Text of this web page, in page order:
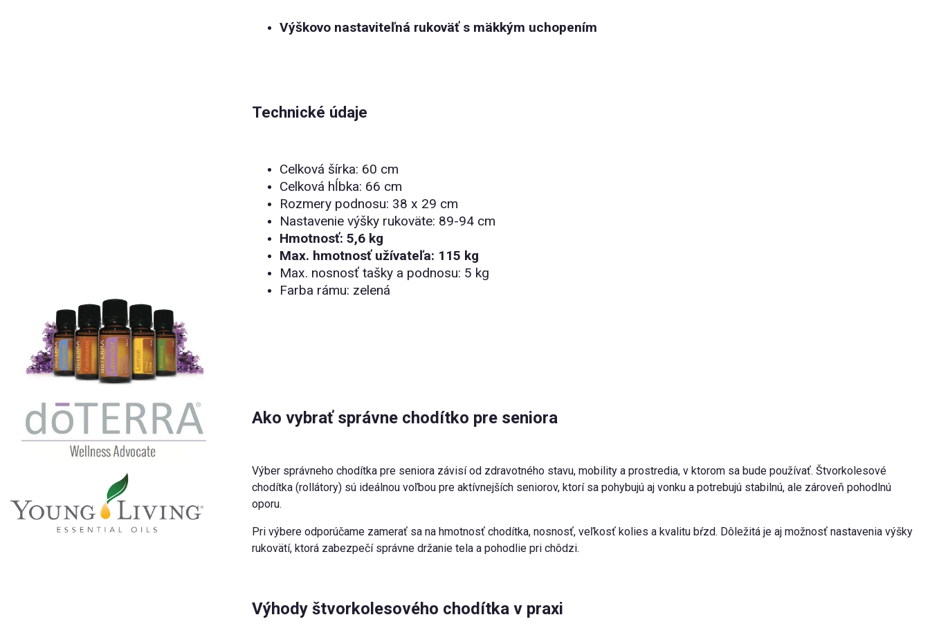
Výškovo nastaviteľná rukoväť s mäkkým uchopením
Technické údaje
Celková šírka: 60 cm
Celková hĺbka: 66 cm
Rozmery podnosu: 38 x 29 cm
Nastavenie výšky rukoväte: 89-94 cm
Hmotnosť: 5,6 kg
Max. hmotnosť užívateľa: 115 kg
Max. nosnosť tašky a podnosu: 5 kg
Farba rámu: zelená
Ako vybrať správne chodítko pre seniora
Výber správneho chodítka pre seniora závisí od zdravotného stavu, mobility a prostredia, v ktorom sa bude používať. Štvorkolesové
chodítka (rollátory) sú ideálnou voľbou pre aktívnejších seniorov, ktorí sa pohybujú aj vonku a potrebujú stabilnú, ale zároveň pohodlnú
oporu.
Pri výbere odporúčame zamerať sa na hmotnosť chodítka, nosnosť, veľkosť kolies a kvalitu bŕzd. Dôležitá je aj možnosť nastavenia výšky
rukovätí, ktorá zabezpečí správne držanie tela a pohodlie pri chôdzi.
Výhody štvorkolesového chodítka v praxi